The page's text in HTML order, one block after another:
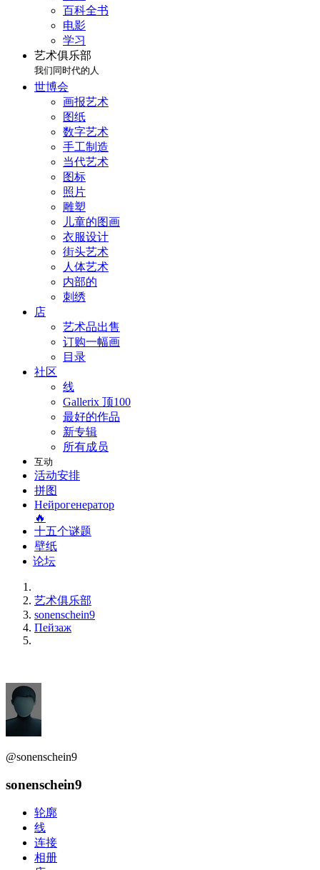
百科全书
电影
学习
艺术俱乐部
我们同时代的人
世博会
画报艺术
图纸
数字艺术
手工制造
当代艺术
图标
照片
雕塑
儿童的图画
衣服设计
街头艺术
人体艺术
内部的
刺绣
店
艺术品出售
订购一幅画
目录
社区
线
Gallerix 顶100
最好的作品
新专辑
所有成员
互动
活动安排
拼图
Нейрогенератор
🔥
十五个谜题
壁纸
论坛
艺术俱乐部
sonenschein9
Пейзаж
@sonenschein9
sonenschein9
轮廓
线
连接
相册